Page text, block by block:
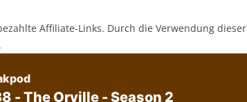
Affiliate-Links. Durch die Verwendung dieser